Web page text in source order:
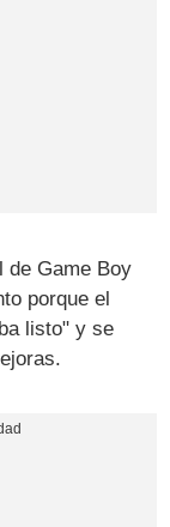
de Game Boy
porque el
listo" y se